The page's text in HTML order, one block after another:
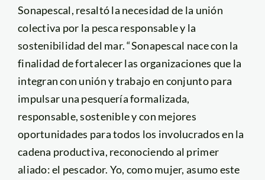
Sonapescal, resaltó la necesidad de la unión
colectiva por la pesca responsable y la
sostenibilidad del mar. “Sonapescal nace con la
finalidad de fortalecer las organizaciones que la
integran con unión y trabajo en conjunto para
impulsar una pesquería formalizada,
responsable, sostenible y con mejores
oportunidades para todos los involucrados en la
cadena productiva, reconociendo al primer
aliado: el pescador. Yo, como mujer, asumo este